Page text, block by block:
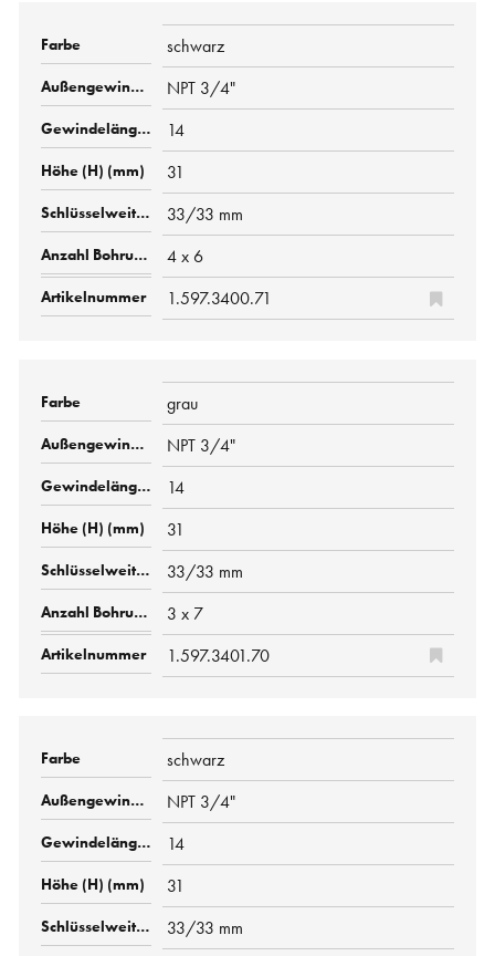
schwarz
NPT 3/4"
14
31
33/33 mm
4 x 6
1.597.3400.71
grau
NPT 3/4"
14
31
33/33 mm
3 x 7
1.597.3401.70
schwarz
NPT 3/4"
14
31
33/33 mm